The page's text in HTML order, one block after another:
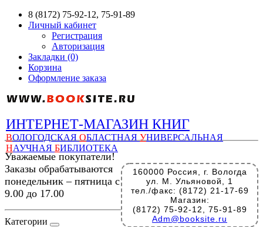
8 (8172) 75-92-12, 75-91-89
Личный кабинет
Регистрация
Авторизация
Закладки (0)
Корзина
Оформление заказа
ИНТЕРНЕТ-МАГАЗИН КНИГ
ВОЛОГОДСКАЯ ОБЛАСТНАЯ УНИВЕРСАЛЬНАЯ
НАУЧНАЯ БИБЛИОТЕКА
160000 Россия, г. Вологда
ул. М. Ульяновой, 1
тел./факс: (8172) 21-17-69
Магазин:
(8172) 75-92-12, 75-91-89
Adm@booksite.ru
Уважаемые покупатели!
Заказы обрабатываются
понедельник – пятница с
9.00 до 17.00
Категории